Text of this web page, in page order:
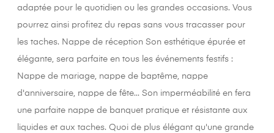
adaptée pour le quotidien ou les grandes occasions. Vous
pourrez ainsi profitez du repas sans vous tracasser pour
les taches. Nappe de réception Son esthétique épurée et
élégante, sera parfaite en tous les événements festifs :
Nappe de mariage, nappe de baptême, nappe
d'anniversaire, nappe de fête... Son imperméabilité en fera
une parfaite nappe de banquet pratique et résistante aux
liquides et aux taches. Quoi de plus élégant qu'une grande